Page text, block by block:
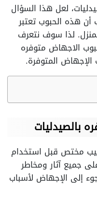
لعل هذا السؤال
هذه الحبوب تعتبر
لذا سوف نتعرف
الاجهاض متوفره
المتوفرة.
بالصيدليات
مختص قبل استخدام
جميع آثار ومخاطر
إلى الإجهاض لأسباب